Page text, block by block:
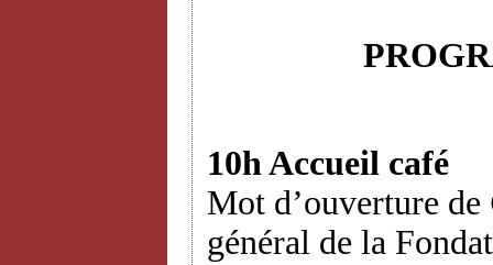
10h Accueil café
Mot d’ouverture de
général de la